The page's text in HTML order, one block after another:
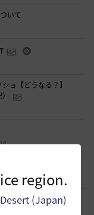
region.
(Japan)
いて
ョ【どうなる？】